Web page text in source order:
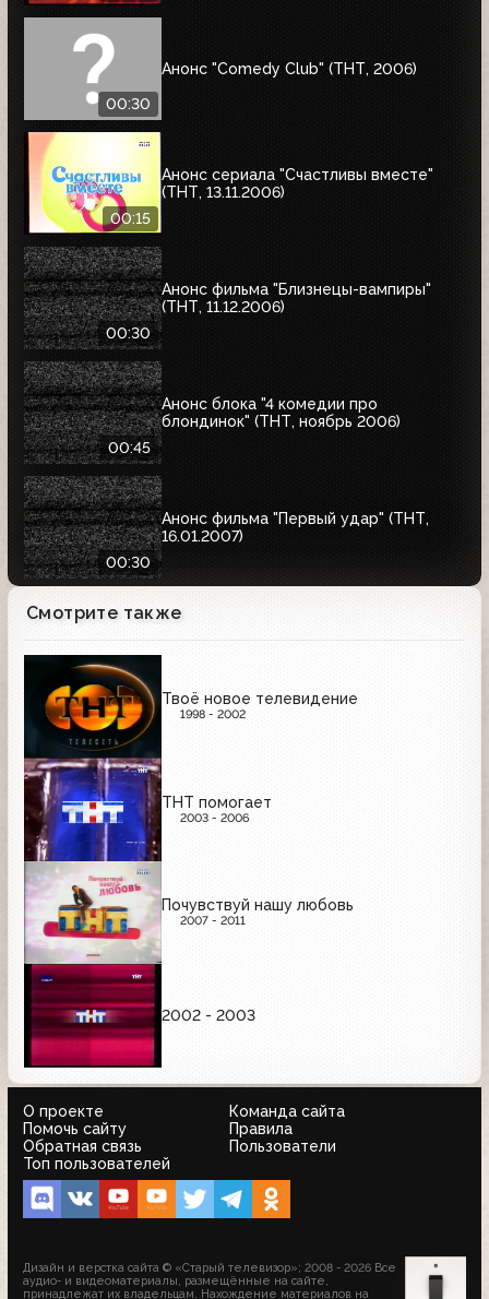
00:30
Анонс "Comedy Club" (ТНТ, 2006)
00:15
Анонс сериала "Счастливы вместе"
(ТНТ, 13.11.2006)
00:30
Анонс фильма "Близнецы-вампиры"
(ТНТ, 11.12.2006)
00:45
Анонс блока "4 комедии про
блондинок" (ТНТ, ноябрь 2006)
00:30
Анонс фильма "Первый удар" (ТНТ,
16.01.2007)
Смотрите также
Твоё новое телевидение
1998 - 2002
ТНТ помогает
2003 - 2006
Почувствуй нашу любовь
2007 - 2011
2002 - 2003
О проекте
Команда сайта
Помочь сайту
Правила
Обратная связь
Пользователи
Топ пользователей
Дизайн и верстка сайта © «Старый телевизор»; 2008 - 2026 Все
аудио- и видеоматериалы, размещённые на сайте,
принадлежат их владельцам. Нахождение материалов на